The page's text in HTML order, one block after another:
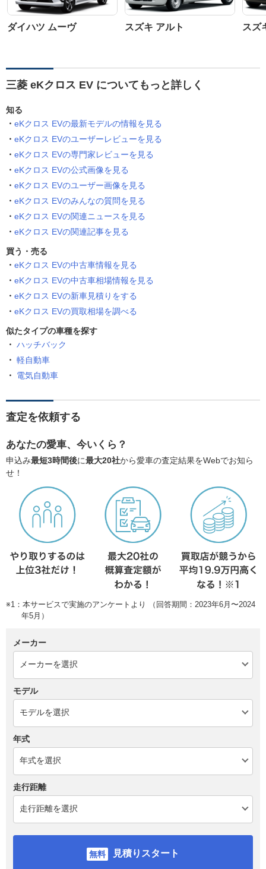
ダイハツ ムーヴ スズキ アルト スズ
三菱 eKクロス EV についてもっと詳しく
知る
eKクロス EVの最新モデルの情報を見る
eKクロス EVのユーザーレビューを見る
eKクロス EVの専門家レビューを見る
eKクロス EVの公式画像を見る
eKクロス EVのユーザー画像を見る
eKクロス EVのみんなの質問を見る
eKクロス EVの関連ニュースを見る
eKクロス EVの関連記事を見る
買う・売る
eKクロス EVの中古車情報を見る
eKクロス EVの中古車相場情報を見る
eKクロス EVの新車見積りをする
eKクロス EVの買取相場を調べる
似たタイプの車種を探す
ハッチバック
軽自動車
電気自動車
査定を依頼する
あなたの愛車、今いくら？
申込み最短3時間後に最大20社から愛車の査定結果をWebでお知ら
せ！
※1：本サービスで実施のアンケートより （回答期間：2023年6月〜2024
年5月）
メーカー
モデル
年式
走行距離
見積りスタート